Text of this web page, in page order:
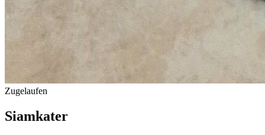
Zugelaufen
Siamkater